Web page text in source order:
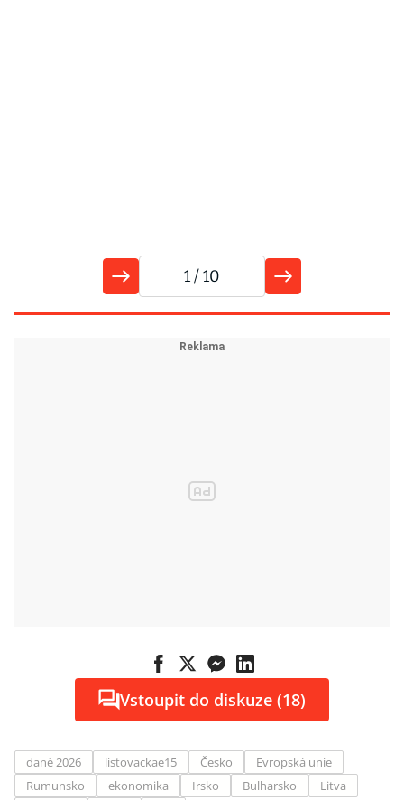
1/ 10
Vstoupit do diskuze (18)
daně 2026 listovackae15 Česko
Evropská unie
Rumunsko
ekonomika Irsko Bulharsko
Litva